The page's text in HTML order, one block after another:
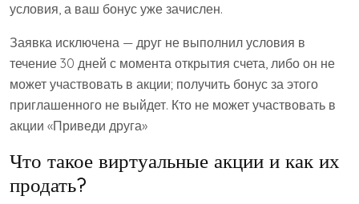
условия, а ваш бонус уже зачислен.
Заявка исключена — друг не выполнил условия в
течение 30 дней с момента открытия счета, либо он не
может участвовать в акции; получить бонус за этого
приглашенного не выйдет. Кто не может участвовать в
акции «Приведи друга»
Что такое виртуальные акции и как их
продать?